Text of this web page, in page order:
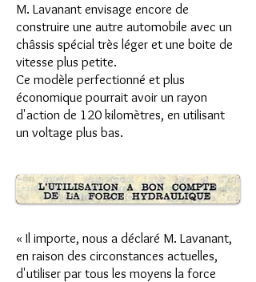
M. Lavanant envisage encore de
construire une autre automobile avec un
châssis spécial très léger et une boite de
vitesse plus petite.
Ce modèle perfectionné et plus
économique pourrait avoir un rayon
d'action de 120 kilomètres, en utilisant
un voltage plus bas.
« Il importe, nous a déclaré M. Lavanant,
en raison des circonstances actuelles,
d'utiliser par tous les moyens la force